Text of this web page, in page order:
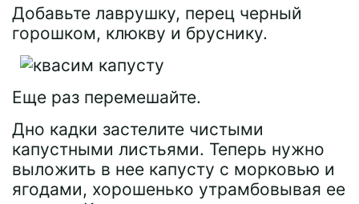
Добавьте лаврушку, перец черный
горошком, клюкву и бруснику.
Еще раз перемешайте.
Дно кадки застелите чистыми
капустными листьями. Теперь нужно
выложить в нее капусту с морковью и
ягодами, хорошенько утрамбовывая ее